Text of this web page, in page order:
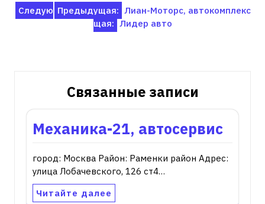
Навигация
Предыдущая: Лиан-Моторс, автокомплекс
Следую
щая: Лидер авто
Связанные записи
Механика-21, автосервис
город: Москва Район: Раменки район Адрес:
улица Лобачевского, 126 ст4…
Читайте далее